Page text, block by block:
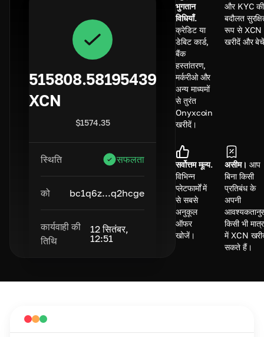
515808.58195439
XCN
$1574.35
स्थिति सफलता
को bc1q6z...q2hcge
कार्यवाही की
तिथि
12 सितंबर,
12:51
भुगतान
विधियाँ.
क्रेडिट या
डेबिट कार्ड,
बैंक
हस्तांतरण,
मर्करीओ और
अन्य माध्यमों
से तुरंत
Onyxcoin
खरीदें।
और KYC की
बदौलत
रूप से XCN
खरीदें और
सर्वोत्तम मूल्य.
विभिन्न
प्लेटफार्मों में
से सबसे
अनुकूल
ऑफर
खोजें।
असीम। आप
बिना किसी
प्रतिबंध के
अपनी
किसी भी
में XCN
सकते हैं।